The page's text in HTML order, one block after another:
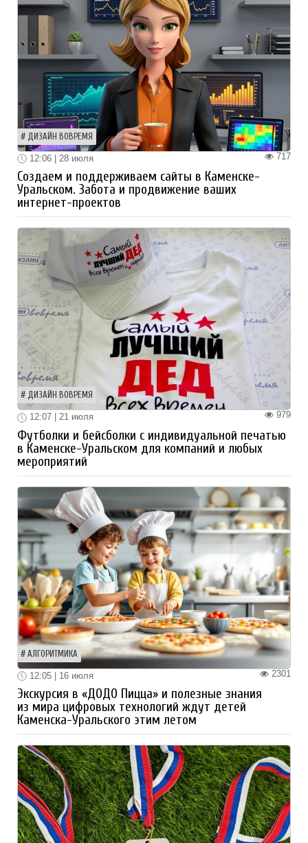
ДИЗАЙН ВОВРЕМЯ
717
12:06 | 28 июля
Создаем и поддерживаем сайты в Каменске-
Уральском. Забота и продвижение ваших
интернет-проектов
ДИЗАЙН ВОВРЕМЯ
979
12:07 | 21 июля
Футболки и бейсболки с индивидуальной печатью
в Каменске-Уральском для компаний и любых
мероприятий
АЛГОРИТМИКА
2301
12:05 | 16 июля
Экскурсия в «ДОДО Пицца» и полезные знания
из мира цифровых технологий ждут детей
Каменска-Уральского этим летом